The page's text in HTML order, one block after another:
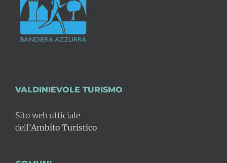
VALDINIEVOLE TURISMO
Sito web ufficiale
dell’Ambito Turistico